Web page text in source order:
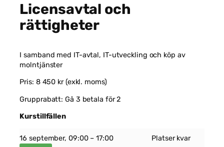
Licensavtal och
rättigheter
I samband med IT-avtal, IT-utveckling och köp av
molntjänster
Pris: 8 450 kr (exkl. moms)
Grupprabatt: Gå 3 betala för 2
Kurstillfällen
16 september, 09:00 – 17:00
Platser kvar